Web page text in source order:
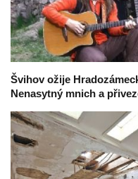
Švihov ožije
Nenasytný mnich a